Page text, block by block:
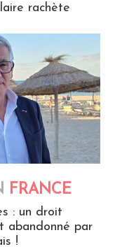
rachète
FRANCE
: un droit
abandonné par
!